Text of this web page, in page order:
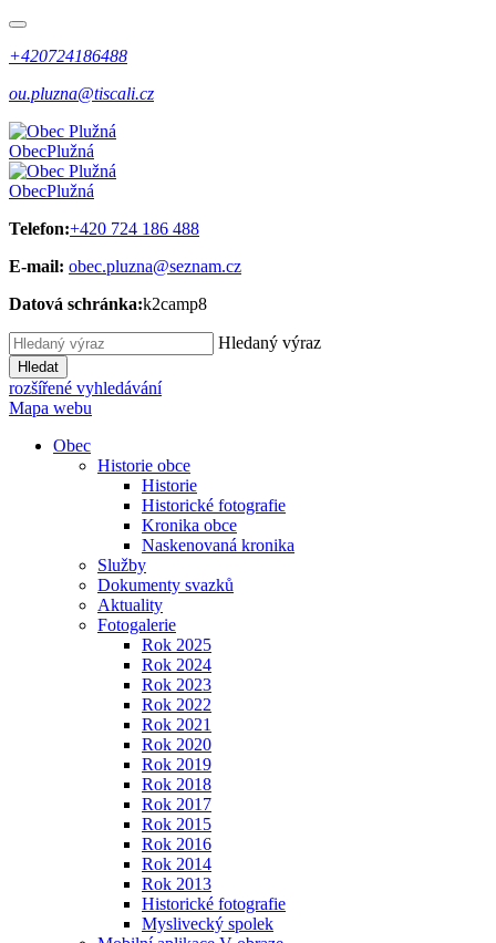
+420724186488
ou.pluzna@tiscali.cz
ObecPlužná
ObecPlužná
Telefon:+420 724 186 488
E-mail: obec.pluzna@seznam.cz
Datová schránka:k2camp8
Hledaný výraz
Hledat
rozšířené vyhledávání
Mapa webu
Obec
Historie obce
Historie
Historické fotografie
Kronika obce
Naskenovaná kronika
Služby
Dokumenty svazků
Aktuality
Fotogalerie
Rok 2025
Rok 2024
Rok 2023
Rok 2022
Rok 2021
Rok 2020
Rok 2019
Rok 2018
Rok 2017
Rok 2015
Rok 2016
Rok 2014
Rok 2013
Historické fotografie
Myslivecký spolek